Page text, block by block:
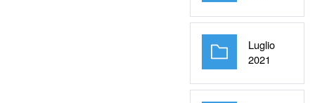
Luglio
2021